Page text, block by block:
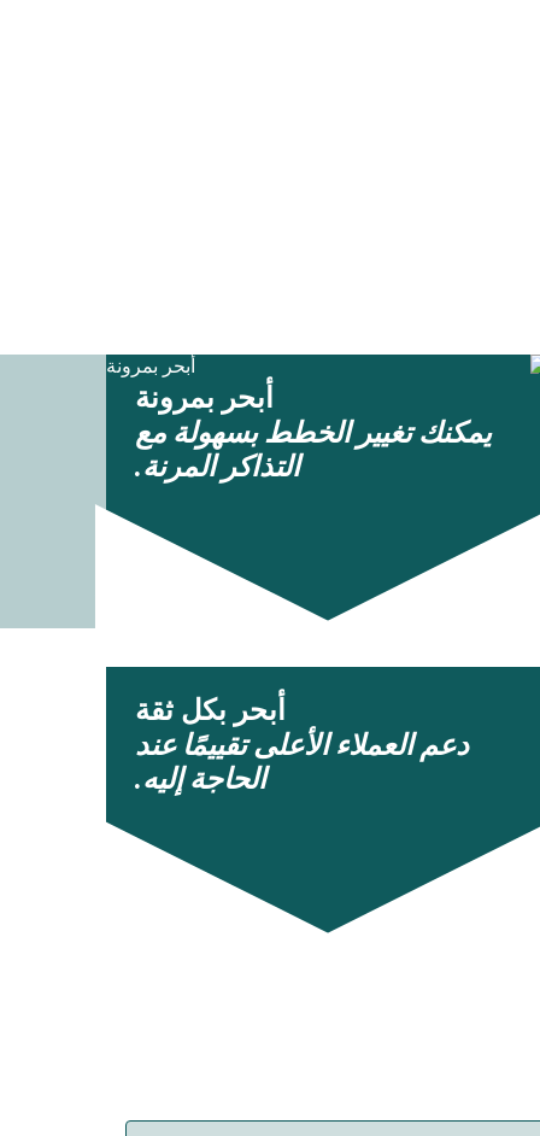
أبحر بمرونة
يمكنك تغيير الخطط بسهولة مع
التذاكر المرنة.
أبحر بكل ثقة
دعم العملاء الأعلى تقييمًا عند
الحاجة إليه.